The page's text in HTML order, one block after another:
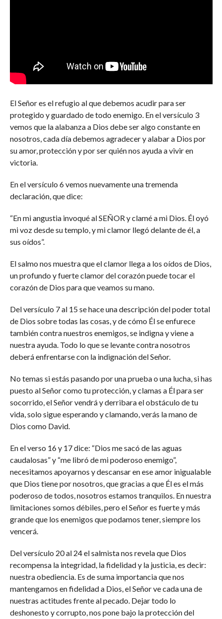
El Señor es el refugio al que debemos acudir para ser
protegido y guardado de todo enemigo. En el versículo 3
vemos que la alabanza a Dios debe ser algo constante en
nosotros, cada día debemos agradecer y alabar a Dios por
su amor, protección y por ser quién nos ayuda a vivir en
victoria.
En el versículo 6 vemos nuevamente una tremenda
declaración, que dice:
“En mi angustia invoqué al SEÑOR y clamé a mi Dios. Él oyó
mi voz desde su templo, y mi clamor llegó delante de él, a
sus oídos”.
El salmo nos muestra que el clamor llega a los oídos de Dios,
un profundo y fuerte clamor del corazón puede tocar el
corazón de Dios para que veamos su mano.
Del versículo 7 al 15 se hace una descripción del poder total
de Dios sobre todas las cosas, y de cómo Él se enfurece
también contra nuestros enemigos, se indigna y viene a
nuestra ayuda. Todo lo que se levante contra nosotros
deberá enfrentarse con la indignación del Señor.
No temas si estás pasando por una prueba o una lucha, si has
puesto al Señor como tu protección, y clamas a Él para ser
socorrido, el Señor vendrá y derribara el obstáculo de tu
vida, solo sigue esperando y clamando, verás la mano de
Dios como David.
En el verso 16 y 17 dice: “Dios me sacó de las aguas
caudalosas” y “me libró de mi poderoso enemigo”,
necesitamos apoyarnos y descansar en ese amor inigualable
que Dios tiene por nosotros, que gracias a que Él es el más
poderoso de todos, nosotros estamos tranquilos. En nuestra
limitaciones somos débiles, pero el Señor es fuerte y más
grande que los enemigos que podamos tener, siempre los
vencerá.
Del versículo 20 al 24 el salmista nos revela que Dios
recompensa la integridad, la fidelidad y la justicia, es decir:
nuestra obediencia. Es de suma importancia que nos
mantengamos en fidelidad a Dios, el Señor ve cada una de
nuestras actitudes frente al pecado. Dejar todo lo
deshonesto y corrupto, nos pone bajo la protección del